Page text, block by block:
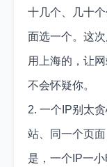
十几个、几十
面选一个。这
用上海的，让
不会怀疑你。
2. 一个IP别太
站、同一个页
是，一个IP一